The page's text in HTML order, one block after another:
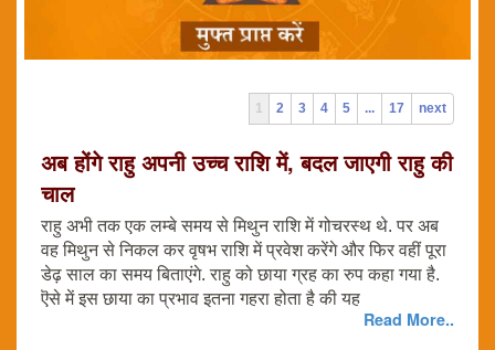
1 2 3 4 5 ... 17 next
अब होंगे राहु अपनी उच्च राशि में, बदल जाएगी राहु की
चाल
राहु अभी तक एक लम्बे समय से मिथुन राशि में गोचरस्थ थे. पर अब
वह मिथुन से निकल कर वृषभ राशि में प्रवेश करेंगे और फिर वहीं पूरा
डेढ़ साल का समय बिताएंगे. राहु को छाया ग्रह का रुप कहा गया है.
ऎसे में इस छाया का प्रभाव इतना गहरा होता है की यह
Read More..